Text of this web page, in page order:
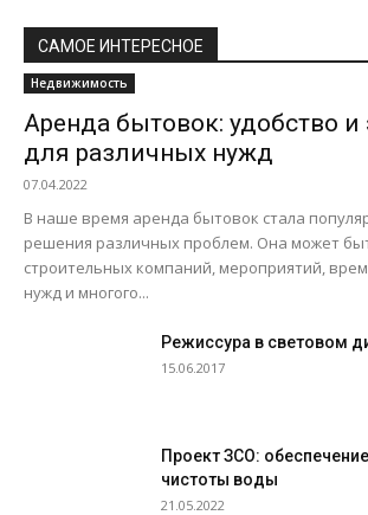
САМОЕ ИНТЕРЕСНОЕ
Недвижимость
Аренда бытовок: удобство
для различных нужд
07.04.2022
В наше время аренда бытовок стала
решения различных проблем. Она может
строительных компаний, мероприятий,
нужд и многого...
Режиссура в световом
15.06.2017
Проект ЗСО:
чистоты воды
21.05.2022